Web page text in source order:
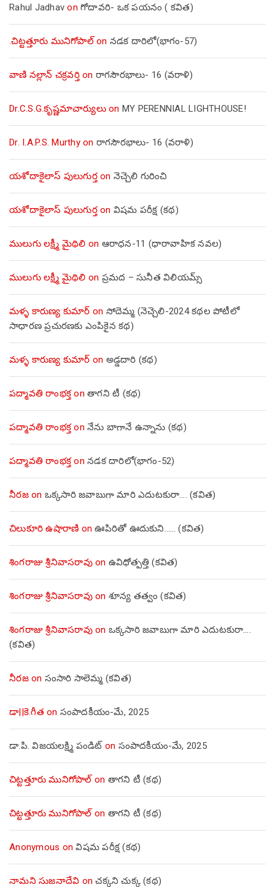
Rahul Jadhav on గోదావరి- ఒక పయనం ( కవిత)
.చిట్టత్తూరు మునిగోపాల్on నడక దారిలో(భాగం-57)
వాణి నల్లాన్ చక్రవర్తిon రాగసౌరభాలు- 16 (వరాళి)
Dr.C.S.G.కృష్ణమాచార్యులుon MY PERENNIAL LIGHTHOUSE!
Dr. I.A.P.S. Murthyon రాగసౌరభాలు- 16 (వరాళి)
యశోదాకైలాస్ పులుగుర్తon నెచ్చెలి గురించి
యశోదాకైలాస్ పులుగుర్తon విషమ పరీక్ష (క‌థ‌)
ములుగు లక్ష్మీ మైథిలి on ఆరాధన-11 (ధారావాహిక నవల)
ములుగు లక్ష్మీ మైథిలి on ప్రమద – సునీత విలియమ్స్
మళ్ళ కారుణ్య కుమార్ on సోదెమ్మ (నెచ్చెలి-2024 కథల పోటీలో
సాధారణ ప్రచురణకు ఎంపికైన కథ)
మళ్ళ కారుణ్య కుమార్ on అడ్డదారి (కథ)
పద్మావతి రాంభక్తon తాగని టీ (కథ)
పద్మావతి రాంభక్తon నేను బాగానే ఉన్నాను (క‌థ‌)
పద్మావతి రాంభక్తon నడక దారిలో(భాగం-52)
నీరజon ఒక్కసారి జవాబుగా మారి ఎదుటకురా…. (కవిత)
చిలుకూరి ఉషారాణి onఊపిరితో ఊదుకుని…… (కవిత)
శింగరాజు శ్రీనివాసరావుon ఉవిధోత్పత్తి (కవిత)
శింగరాజు శ్రీనివాసరావుon శూన్య తత్వం (కవిత)
శింగరాజు శ్రీనివాసరావుon ఒక్కసారి జవాబుగా మారి ఎదుటకురా….
(కవిత)
నీరజon సంసారి సాలెమ్మ (కవిత)
డా||కె.గీత on సంపాదకీయం-మే, 2025
డా.పి. విజయలక్ష్మి పండిట్ on సంపాదకీయం-మే, 2025
చిట్టత్తూరు మునిగోపాల్on తాగని టీ (కథ)
చిట్టత్తూరు మునిగోపాల్on తాగని టీ (కథ)
Anonymous onవిషమ పరీక్ష (క‌థ‌)
నామని సుజనాదేవి onచక్కని చుక్క (కథ)